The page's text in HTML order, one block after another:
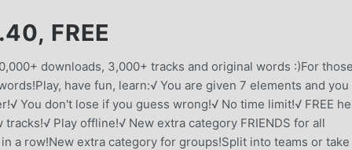
FREE
downloads, 3,000+ tracks and original words :)For those
have fun, learn:√ You are given 7 elements and you
You don't lose if you guess wrong!√ No time limit!√ FREE
Play offline!√ New extra category FRIENDS for all
a row!New extra category for groups!Split into teams or take